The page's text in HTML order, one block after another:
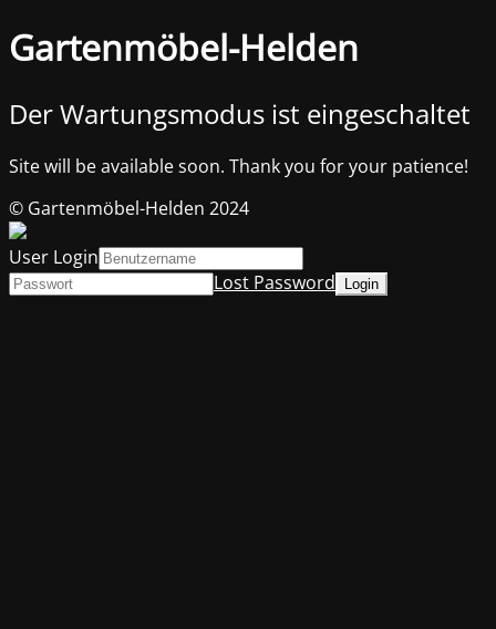
Gartenmöbel-Helden
Der Wartungsmodus ist eingeschaltet
Site will be available soon. Thank you for your patience!
© Gartenmöbel-Helden 2024
User Login
Lost Password